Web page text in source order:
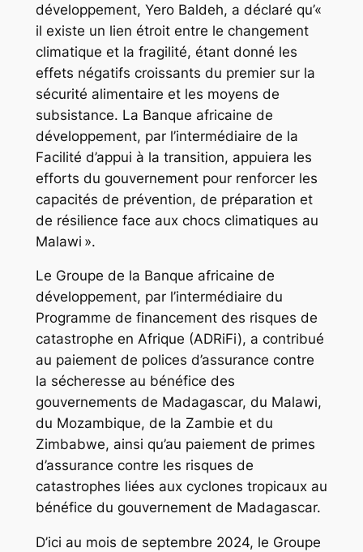
développement, Yero Baldeh, a déclaré qu’«
il existe un lien étroit entre le changement
climatique et la fragilité, étant donné les
effets négatifs croissants du premier sur la
sécurité alimentaire et les moyens de
subsistance. La Banque africaine de
développement, par l’intermédiaire de la
Facilité d’appui à la transition, appuiera les
efforts du gouvernement pour renforcer les
capacités de prévention, de préparation et
de résilience face aux chocs climatiques au
Malawi ».
Le Groupe de la Banque africaine de
développement, par l’intermédiaire du
Programme de financement des risques de
catastrophe en Afrique (ADRiFi), a contribué
au paiement de polices d’assurance contre
la sécheresse au bénéfice des
gouvernements de Madagascar, du Malawi,
du Mozambique, de la Zambie et du
Zimbabwe, ainsi qu’au paiement de primes
d’assurance contre les risques de
catastrophes liées aux cyclones tropicaux au
bénéfice du gouvernement de Madagascar.
D’ici au mois de septembre 2024, le Groupe